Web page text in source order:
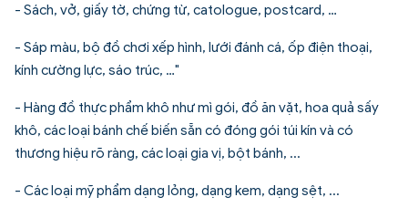
- Sách, vở, giấy tờ, chứng từ, catologue, postcard, …
- Sáp màu, bộ đồ chơi xếp hình, lưới đánh cá, ốp điện thoại,
kính cường lực, sáo trúc, …"
- Hàng đồ thực phẩm khô như mì gói, đồ ăn vặt, hoa quả sấy
khô, các loại bánh chế biến sẵn có đóng gói túi kín và có
thương hiệu rõ ràng, các loại gia vị, bột bánh, ...
- Các loại mỹ phẩm dạng lỏng, dạng kem, dạng sệt, ...